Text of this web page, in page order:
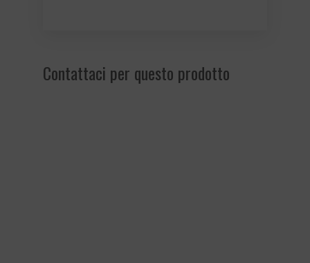
Contattaci per questo prodotto